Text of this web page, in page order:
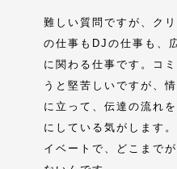
難しい質問ですが、ク
の仕事もDJの仕事も、
に関わる仕事です。コ
うと堅苦しいですが、
に立って、伝達の流れ
にしている気がします
イベートで、どこまで